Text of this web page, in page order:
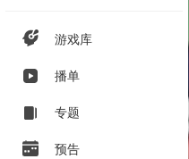
游戏库
播单
专题
预告